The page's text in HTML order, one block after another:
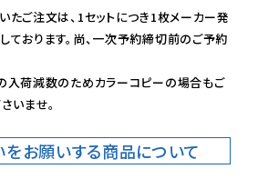
ご注文は、1セットにつき1枚メーカー発
ております。尚、一次予約締切前のご予約
入荷減数のためカラーコピーの場合もご
いませ。
お願いする商品について